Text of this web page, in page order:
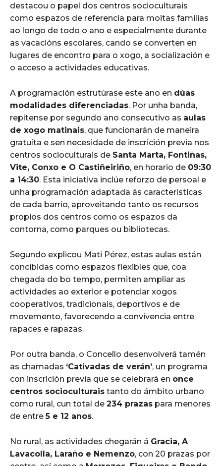
destacou o papel dos centros socioculturais
como espazos de referencia para moitas familias
ao longo de todo o ano e especialmente durante
as vacacións escolares, cando se converten en
lugares de encontro para o xogo, a socialización e
o acceso a actividades educativas.
A programación estrutúrase este ano en dúas
modalidades diferenciadas. Por unha banda,
repítense por segundo ano consecutivo as aulas
de xogo matinais, que funcionarán de maneira
gratuíta e sen necesidade de inscrición previa nos
centros socioculturais de Santa Marta, Fontiñas,
Vite, Conxo e O Castiñeiriño, en horario de 09:30
a 14:30. Esta iniciativa inclúe reforzo de persoal e
unha programación adaptada ás características
de cada barrio, aproveitando tanto os recursos
propios dos centros como os espazos da
contorna, como parques ou bibliotecas.
Segundo explicou Mati Pérez, estas aulas están
concibidas como espazos flexibles que, coa
chegada do bo tempo, permiten ampliar as
actividades ao exterior e potenciar xogos
cooperativos, tradicionais, deportivos e de
movemento, favorecendo a convivencia entre
rapaces e rapazas.
Por outra banda, o Concello desenvolverá tamén
as chamadas ‘Cativadas de verán’, un programa
con inscrición previa que se celebrará en once
centros socioculturais tanto do ámbito urbano
como rural, cun total de 234 prazas para menores
de entre5 e 12 anos.
No rural, as actividades chegarán á Gracia, A
Lavacolla, Laraño e Nemenzo, con 20 prazas por